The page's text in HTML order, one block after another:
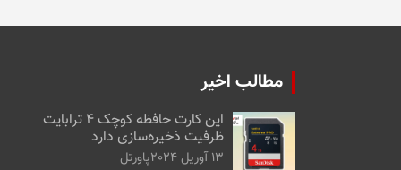
مطالب اخیر
این کارت حافظه کوچک ۴ ترابایت
ظرفیت ذخیره‌سازی دارد
13 آوریل 2024 پاورتل